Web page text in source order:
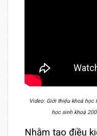
Video: Giới thiệu khoá học
học sinh khoá
Nhằm tạo điều